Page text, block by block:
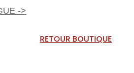
->
RETOUR BOUTIQUE